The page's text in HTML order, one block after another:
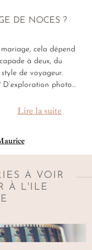
DE NOCES ?
cela dépend
à deux, du
de voyageur.
photo...
Lire la suite
À VOIR
À L'ILE